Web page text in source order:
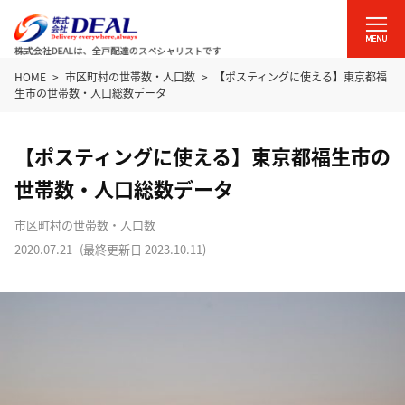
HOME 市区町村の世帯数・人口数
【ポスティングに使える】東京都福
生市の世帯数・人口総数データ
【ポスティングに使える】東京都福生市の
世帯数・人口総数データ
市区町村の世帯数・人口数
2020.07.21 (最終更新日 2023.10.11)